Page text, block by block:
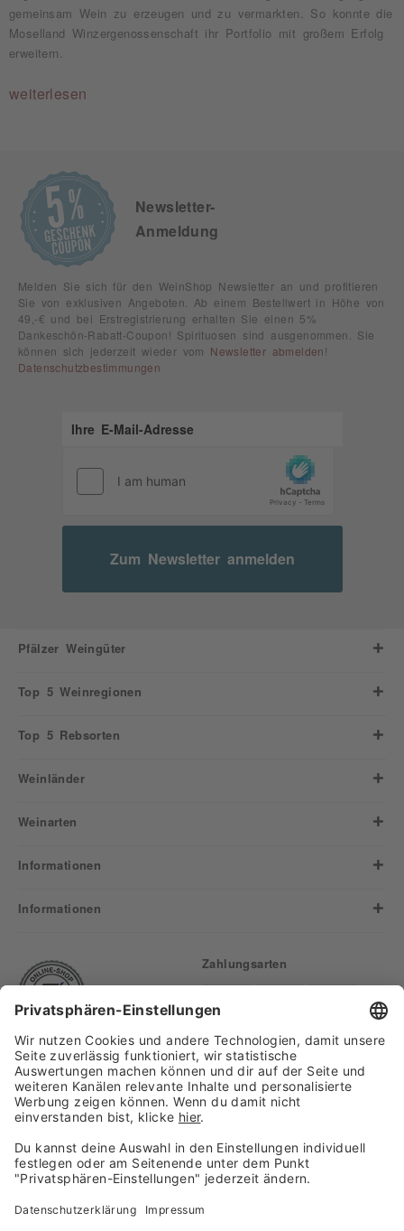
gemeinsam Wein zu erzeugen und zu vermarkten. So konnte die
Moselland Winzergenossenschaft ihr Portfolio mit großem Erfolg
erweitern.
weiterlesen
Newsletter-
Anmeldung
Melden Sie sich für den WeinShop Newsletter an und profitieren
Sie von exklusiven Angeboten. Ab einem Bestellwert in Höhe von
49,-€ und bei Erstregistrierung erhalten Sie einen 5%
Dankeschön-Rabatt-Coupon! Spirituosen sind ausgenommen. Sie
können sich jederzeit wieder vom Newsletter abmelden !
Datenschutzbestimmungen
Zum Newsletter anmelden
Pfälzer Weingüter
Top 5 Weinregionen
Top 5 Rebsorten
Weinländer
Weinarten
Informationen
Informationen
Versand
Zahlungsarten
Finden Sie uns auf:
Großhandel GmbH